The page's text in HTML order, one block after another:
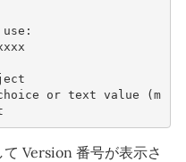
or text value (m
て Version 番号が表示さ